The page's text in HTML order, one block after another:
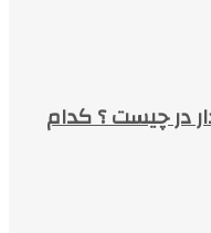
در چیست ؟ کدام